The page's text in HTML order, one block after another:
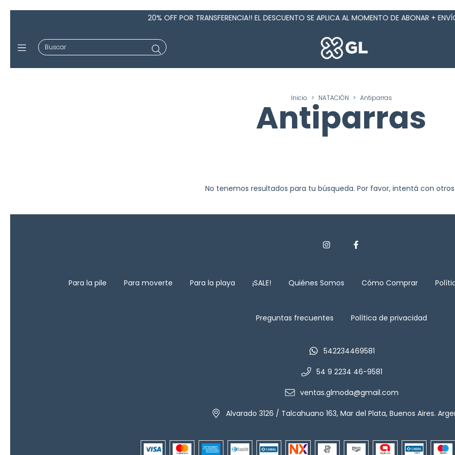
20% OFF POR TRANSFERENCIA!! EL DESCUENTO SE APLICA AL MOMENTO DE ABONAR +
Inicio > NATACIÓN > Antiparras
Antiparras
No tenemos resultados para tu búsqueda. Por favor, intentá con
Para la pile Para moverte Para la playa ¡SALE! Quiénes Somos Cómo Comprar
Preguntas frecuentes Política de privacidad
542234469581
54 9 2234 46-9581
ventas.glmoda@gmail.com
Alvarado 3126 / Talcahuano 163, Mar del Plata, Buenos Aires.